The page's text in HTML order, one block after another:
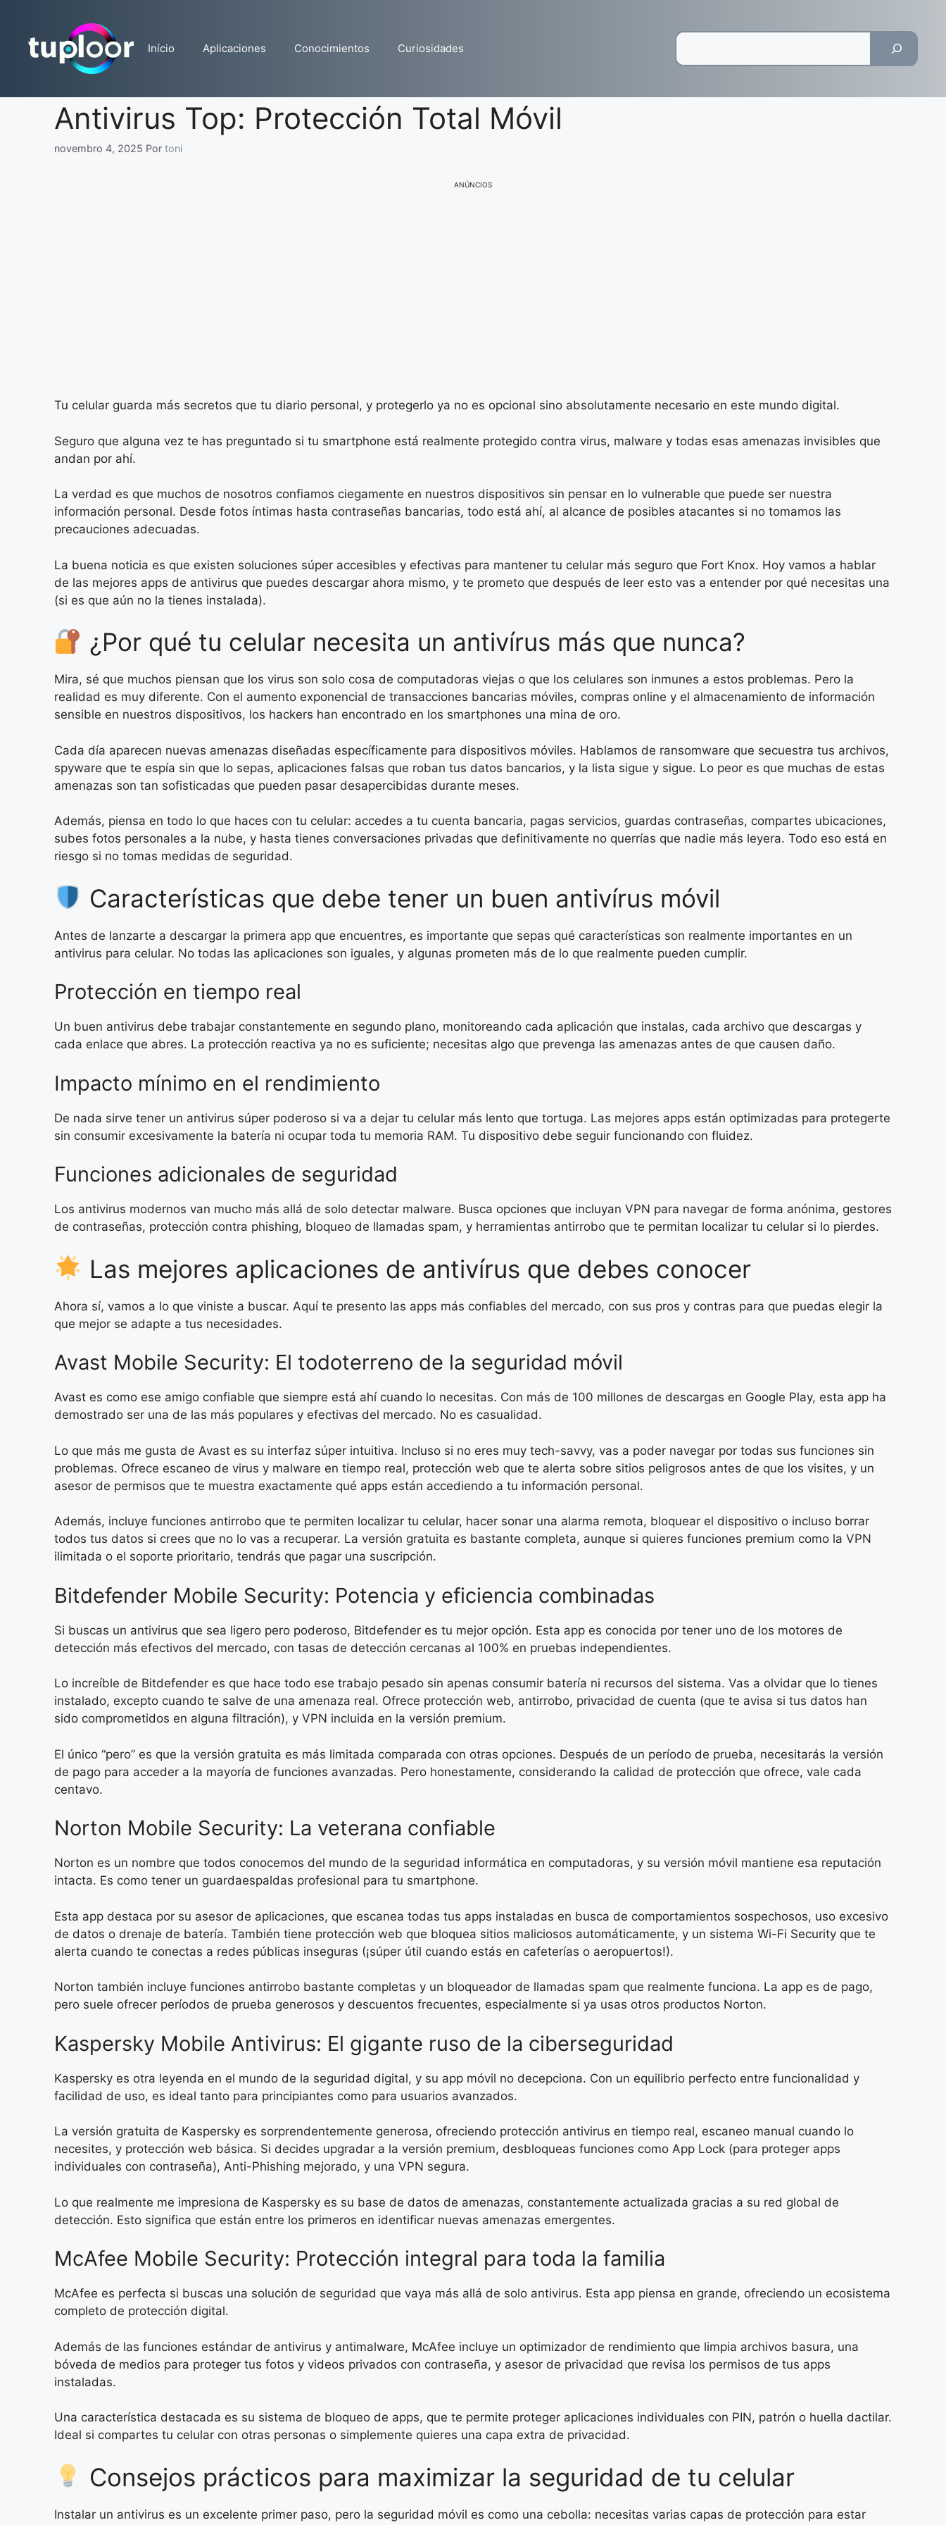
conteúdo
Início Aplicaciones Conocimientos Curiosidades
Antivirus Top: Protección Total Móvil
novembro 4, 2025 Por toni
ANÚNCIOS
Tu celular guarda más secretos que tu diario personal, y protegerlo ya no es opcional sino absolutamente necesario en este mundo digital.
Seguro que alguna vez te has preguntado si tu smartphone está realmente protegido contra virus, malware y todas esas amenazas invisibles que
andan por ahí.
La verdad es que muchos de nosotros confiamos ciegamente en nuestros dispositivos sin pensar en lo vulnerable que puede ser nuestra
información personal. Desde fotos íntimas hasta contraseñas bancarias, todo está ahí, al alcance de posibles atacantes si no tomamos las
precauciones adecuadas.
La buena noticia es que existen soluciones súper accesibles y efectivas para mantener tu celular más seguro que Fort Knox. Hoy vamos a hablar
de las mejores apps de antivirus que puedes descargar ahora mismo, y te prometo que después de leer esto vas a entender por qué necesitas una
(si es que aún no la tienes instalada).
¿Por qué tu celular necesita un antivírus más que nunca?
Mira, sé que muchos piensan que los virus son solo cosa de computadoras viejas o que los celulares son inmunes a estos problemas. Pero la
realidad es muy diferente. Con el aumento exponencial de transacciones bancarias móviles, compras online y el almacenamiento de información
sensible en nuestros dispositivos, los hackers han encontrado en los smartphones una mina de oro.
Cada día aparecen nuevas amenazas diseñadas específicamente para dispositivos móviles. Hablamos de ransomware que secuestra tus archivos,
spyware que te espía sin que lo sepas, aplicaciones falsas que roban tus datos bancarios, y la lista sigue y sigue. Lo peor es que muchas de estas
amenazas son tan sofisticadas que pueden pasar desapercibidas durante meses.
Además, piensa en todo lo que haces con tu celular: accedes a tu cuenta bancaria, pagas servicios, guardas contraseñas, compartes ubicaciones,
subes fotos personales a la nube, y hasta tienes conversaciones privadas que definitivamente no querrías que nadie más leyera. Todo eso está en
riesgo si no tomas medidas de seguridad.
Características que debe tener un buen antivírus móvil
Antes de lanzarte a descargar la primera app que encuentres, es importante que sepas qué características son realmente importantes en un
antivirus para celular. No todas las aplicaciones son iguales, y algunas prometen más de lo que realmente pueden cumplir.
Protección en tiempo real
Un buen antivirus debe trabajar constantemente en segundo plano, monitoreando cada aplicación que instalas, cada archivo que descargas y
cada enlace que abres. La protección reactiva ya no es suficiente; necesitas algo que prevenga las amenazas antes de que causen daño.
Impacto mínimo en el rendimiento
De nada sirve tener un antivirus súper poderoso si va a dejar tu celular más lento que tortuga. Las mejores apps están optimizadas para protegerte
sin consumir excesivamente la batería ni ocupar toda tu memoria RAM. Tu dispositivo debe seguir funcionando con fluidez.
Funciones adicionales de seguridad
Los antivirus modernos van mucho más allá de solo detectar malware. Busca opciones que incluyan VPN para navegar de forma anónima, gestores
de contraseñas, protección contra phishing, bloqueo de llamadas spam, y herramientas antirrobo que te permitan localizar tu celular si lo pierdes.
Las mejores aplicaciones de antivírus que debes conocer
Ahora sí, vamos a lo que viniste a buscar. Aquí te presento las apps más confiables del mercado, con sus pros y contras para que puedas elegir la
que mejor se adapte a tus necesidades.
Avast Mobile Security: El todoterreno de la seguridad móvil
Avast es como ese amigo confiable que siempre está ahí cuando lo necesitas. Con más de 100 millones de descargas en Google Play, esta app ha
demostrado ser una de las más populares y efectivas del mercado. No es casualidad.
Lo que más me gusta de Avast es su interfaz súper intuitiva. Incluso si no eres muy tech-savvy, vas a poder navegar por todas sus funciones sin
problemas. Ofrece escaneo de virus y malware en tiempo real, protección web que te alerta sobre sitios peligrosos antes de que los visites, y un
asesor de permisos que te muestra exactamente qué apps están accediendo a tu información personal.
Además, incluye funciones antirrobo que te permiten localizar tu celular, hacer sonar una alarma remota, bloquear el dispositivo o incluso borrar
todos tus datos si crees que no lo vas a recuperar. La versión gratuita es bastante completa, aunque si quieres funciones premium como la VPN
ilimitada o el soporte prioritario, tendrás que pagar una suscripción.
Bitdefender Mobile Security: Potencia y eficiencia combinadas
Si buscas un antivirus que sea ligero pero poderoso, Bitdefender es tu mejor opción. Esta app es conocida por tener uno de los motores de
detección más efectivos del mercado, con tasas de detección cercanas al 100% en pruebas independientes.
Lo increíble de Bitdefender es que hace todo ese trabajo pesado sin apenas consumir batería ni recursos del sistema. Vas a olvidar que lo tienes
instalado, excepto cuando te salve de una amenaza real. Ofrece protección web, antirrobo, privacidad de cuenta (que te avisa si tus datos han
sido comprometidos en alguna filtración), y VPN incluida en la versión premium.
El único “pero” es que la versión gratuita es más limitada comparada con otras opciones. Después de un período de prueba, necesitarás la versión
de pago para acceder a la mayoría de funciones avanzadas. Pero honestamente, considerando la calidad de protección que ofrece, vale cada
centavo.
Norton Mobile Security: La veterana confiable
Norton es un nombre que todos conocemos del mundo de la seguridad informática en computadoras, y su versión móvil mantiene esa reputación
intacta. Es como tener un guardaespaldas profesional para tu smartphone.
Esta app destaca por su asesor de aplicaciones, que escanea todas tus apps instaladas en busca de comportamientos sospechosos, uso excesivo
de datos o drenaje de batería. También tiene protección web que bloquea sitios maliciosos automáticamente, y un sistema Wi-Fi Security que te
alerta cuando te conectas a redes públicas inseguras (¡súper útil cuando estás en cafeterías o aeropuertos!).
Norton también incluye funciones antirrobo bastante completas y un bloqueador de llamadas spam que realmente funciona. La app es de pago,
pero suele ofrecer períodos de prueba generosos y descuentos frecuentes, especialmente si ya usas otros productos Norton.
Kaspersky Mobile Antivirus: El gigante ruso de la ciberseguridad
Kaspersky es otra leyenda en el mundo de la seguridad digital, y su app móvil no decepciona. Con un equilibrio perfecto entre funcionalidad y
facilidad de uso, es ideal tanto para principiantes como para usuarios avanzados.
La versión gratuita de Kaspersky es sorprendentemente generosa, ofreciendo protección antivirus en tiempo real, escaneo manual cuando lo
necesites, y protección web básica. Si decides upgradar a la versión premium, desbloqueas funciones como App Lock (para proteger apps
individuales con contraseña), Anti-Phishing mejorado, y una VPN segura.
Lo que realmente me impresiona de Kaspersky es su base de datos de amenazas, constantemente actualizada gracias a su red global de
detección. Esto significa que están entre los primeros en identificar nuevas amenazas emergentes.
McAfee Mobile Security: Protección integral para toda la familia
McAfee es perfecta si buscas una solución de seguridad que vaya más allá de solo antivirus. Esta app piensa en grande, ofreciendo un ecosistema
completo de protección digital.
Además de las funciones estándar de antivirus y antimalware, McAfee incluye un optimizador de rendimiento que limpia archivos basura, una
bóveda de medios para proteger tus fotos y videos privados con contraseña, y asesor de privacidad que revisa los permisos de tus apps
instaladas.
Una característica destacada es su sistema de bloqueo de apps, que te permite proteger aplicaciones individuales con PIN, patrón o huella dactilar.
Ideal si compartes tu celular con otras personas o simplemente quieres una capa extra de privacidad.
Consejos prácticos para maximizar la seguridad de tu celular
Instalar un antivirus es un excelente primer paso, pero la seguridad móvil es como una cebolla: necesitas varias capas de protección para estar